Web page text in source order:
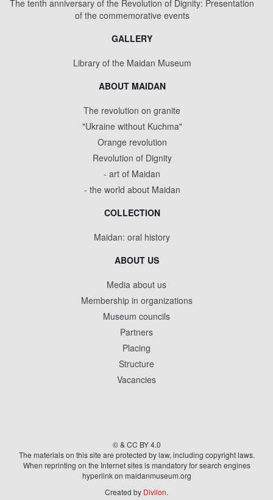
The tenth anniversary of the Revolution of Dignity: Presentation
of the commemorative events
GALLERY
Library of the Maidan Museum
ABOUT MAIDAN
The revolution on granite
"Ukraine without Kuchma"
Orange revolution
Revolution of Dignity
- art of Maidan
- the world about Maidan
COLLECTION
Maidan: oral history
ABOUT US
Media about us
Membership in organizations
Museum councils
Partners
Placing
Structure
Vacancies
© & CC BY 4.0
The materials on this site are protected by law, including copyright laws.
When reprinting on the Internet sites is mandatory for search engines
hyperlink on maidanmuseum.org
Created by Divilon.